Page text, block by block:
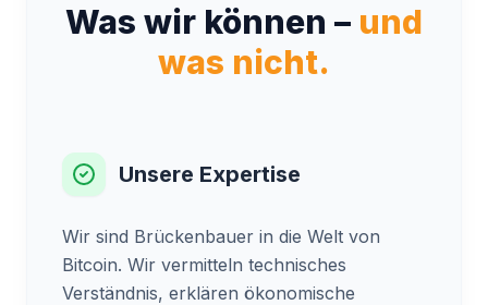
Was wir können – und
was nicht.
Unsere Expertise
Wir sind Brückenbauer in die Welt von
Bitcoin. Wir vermitteln technisches
Verständnis, erklären ökonomische